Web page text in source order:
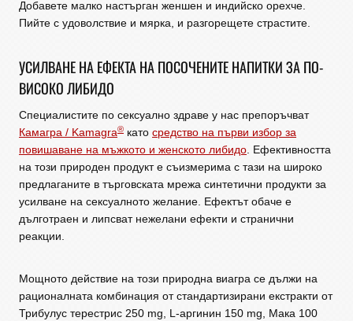
Добавете малко настърган женшен и индийско орехче.
Пийте с удоволствие и мярка, и разгорещете страстите.
УСИЛВАНЕ НА ЕФЕКТА НА ПОСОЧЕНИТЕ НАПИТКИ ЗА ПО-
ВИСОКО ЛИБИДО
Специалистите по сексуално здраве у нас препоръчват
Камагра / Kamagra® като средство на първи избор за
повишаване на мъжкото и женското либидо. Ефективността
на този природен продукт е съизмерима с тази на широко
предлаганите в търговската мрежа синтетични продукти за
усилване на сексуалното желание. Ефектът обаче е
дълготраен и липсват нежелани ефекти и странични
реакции.
Мощното действие на този природна виагра се дължи на
рационалната комбинация от стандартизирани екстракти от
Трибулус терестрис 250 mg, L-аргинин 150 mg, Мака 100